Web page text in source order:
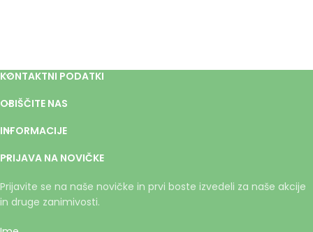
KONTAKTNI PODATKI
OBIŠČITE NAS
INFORMACIJE
PRIJAVA NA NOVIČKE
Prijavite se na naše novičke in prvi boste izvedeli za naše akcije
in druge zanimivosti.